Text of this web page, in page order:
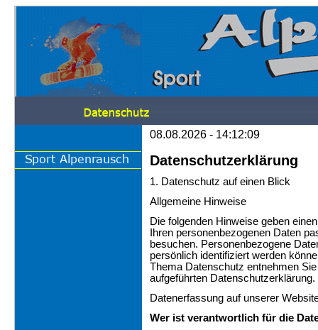
08.08.2026 - 14:12:09
Datenschutzerklärung
1. Datenschutz auf einen Blick
Allgemeine Hinweise
Die folgenden Hinweise geben
Ihren personenbezogenen Daten
besuchen. Personenbezogene
persönlich identifiziert werden
Thema Datenschutz entnehmen
aufgeführten Datenschutzerklärung.
Datenerfassung auf unserer
Wer ist verantwortlich für die